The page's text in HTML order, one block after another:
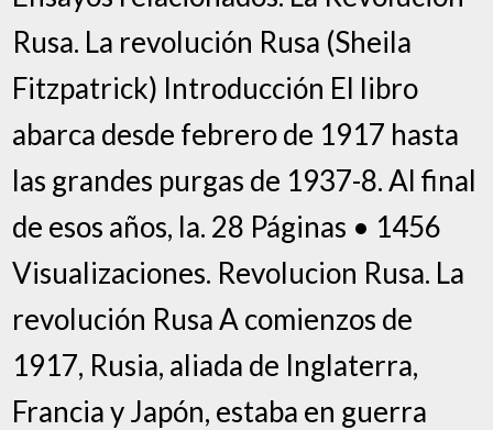
Rusa. La revolución Rusa (Sheila
Fitzpatrick) Introducción El libro
abarca desde febrero de 1917 hasta
las grandes purgas de 1937-8. Al final
de esos años, la. 28 Páginas • 1456
Visualizaciones. Revolucion Rusa. La
revolución Rusa A comienzos de
1917, Rusia, aliada de Inglaterra,
Francia y Japón, estaba en guerra